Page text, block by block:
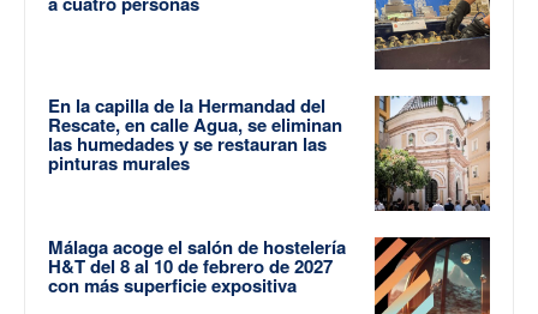
En la capilla de la Hermandad del
Rescate, en calle Agua, se eliminan
las humedades y se restauran las
pinturas murales
Málaga acoge el salón de hostelería
H&T del 8 al 10 de febrero de 2027
con más superficie expositiva